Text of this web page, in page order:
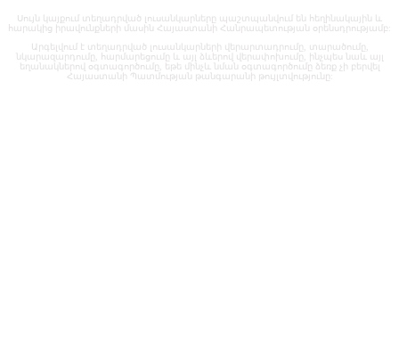
Սույն կայքում տեղադրված լուսանկարները պաշտպանվում են հեղինակային և
հարակից իրավունքների մասին Հայաստանի Հանրապետության օրենսդրությամբ:
Արգելվում է տեղադրված լուսանկարների վերարտադրումը, տարածումը,
նկարազարդումը, հարմարեցումը և այլ ձևերով վերափոխումը, ինչպես նաև այլ
եղանակներով օգտագործումը, եթե մինչև նման օգտագործումը ձեռք չի բերվել
Հայաստանի Պատմության թանգարանի թույլտվությունը: